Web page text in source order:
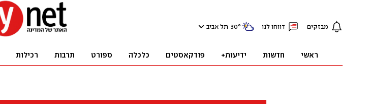
מבזקים דווחו לנו 30° תל אביב
ראשי חדשות ידיעות+ פודקאסטים כלכלה ספורט תרבות רכילות